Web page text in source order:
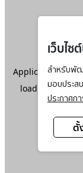
เว็บไซ
สำหรับพัฒ
มอบประส
ประกาศก
ตั้
Application
loading